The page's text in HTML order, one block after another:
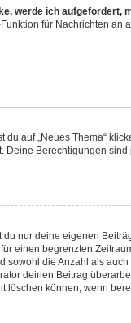
werde ich aufgefordert,
für Nachrichten
auf „Neues Thema“
Berechtigungen
nur deine eigenen
einen begrenzten
sowohl die Anzahl als
deinen Beitrag
löschen können, wenn